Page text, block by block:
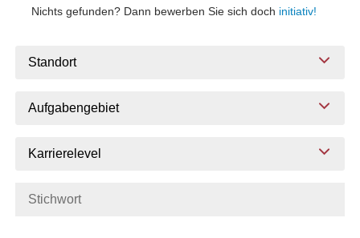
Nichts gefunden? Dann bewerben Sie sich doch initiativ!
Standort
Aufgabengebiet
Karrierelevel